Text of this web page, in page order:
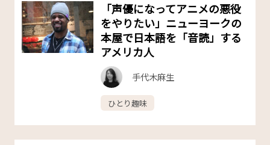
「声優になってアニメの悪役
をやりたい」ニューヨークの
本屋で日本語を「音読」する
アメリカ人
手代木麻生
ひとり趣味